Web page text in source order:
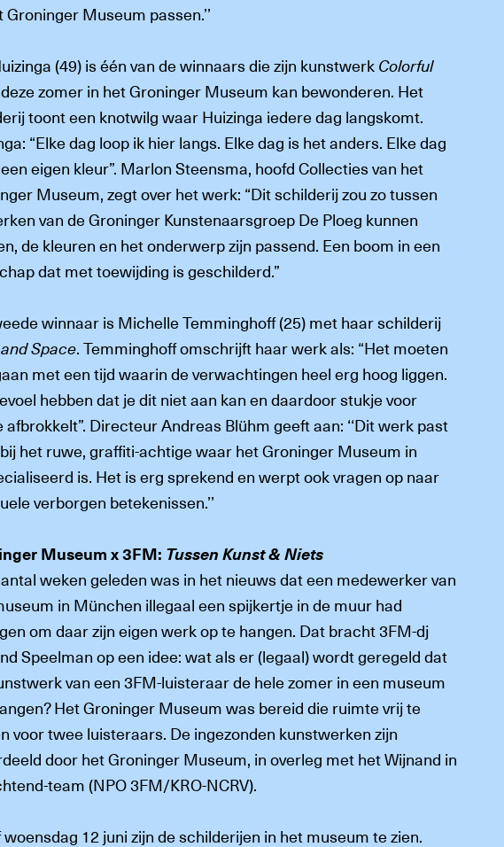
Groninger Museum passen.’’
(49) is één van de winnaars die zijn kunstwerk Colorful
deze zomer in het Groninger Museum kan bewonderen. Het
toont een knotwilg waar Huizinga iedere dag langskomt.
“Elke dag loop ik hier langs. Elke dag is het anders. Elke dag
eigen kleur”. Marlon Steensma, hoofd Collecties van het
Museum, zegt over het werk: “Dit schilderij zou zo tussen
van de Groninger Kunstenaarsgroep De Ploeg kunnen
de kleuren en het onderwerp zijn passend. Een boom in een
dat met toewijding is geschilderd.”
winnaar is Michelle Temminghoff (25) met haar schilderij
Space. Temminghoff omschrijft haar werk als: “Het moeten
met een tijd waarin de verwachtingen heel erg hoog liggen.
hebben dat je dit niet aan kan en daardoor stukje voor
afbrokkelt”. Directeur Andreas Blühm geeft aan: ‘‘Dit werk past
het ruwe, graffiti-achtige waar het Groninger Museum in
is. Het is erg sprekend en werpt ook vragen op naar
verborgen betekenissen.’’
Museum x 3FM: Tussen Kunst & Niets
weken geleden was in het nieuws dat een medewerker van
in München illegaal een spijkertje in de muur had
om daar zijn eigen werk op te hangen. Dat bracht 3FM-dj
Speelman op een idee: wat als er (legaal) wordt geregeld dat
van een 3FM-luisteraar de hele zomer in een museum
Het Groninger Museum was bereid die ruimte vrij te
voor twee luisteraars. De ingezonden kunstwerken zijn
door het Groninger Museum, in overleg met het Wijnand in
team (NPO 3FM/KRO-NCRV).
woensdag 12 juni zijn de schilderijen in het museum te zien.